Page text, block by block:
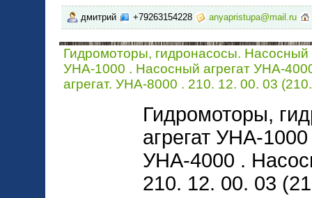
дмитрий +79263154228 anyapristupa@mail.ru
Гидромоторы, гидронасосы. Насосный
УНА-1000 . Насосный агрегат УНА-
агрегат. УНА-8000 . 210. 12. 00. 03
Гидромоторы,
агрегат УНА-
УНА-4000 .
210. 12. 00. 03